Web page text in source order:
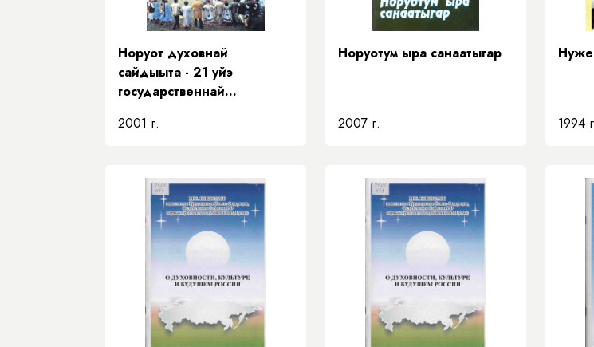
Норуот духовнай
сайдыыта - 21 уйэ
государственнай
2001 г.
Норуотум ыра санаатыгар
2007 г. 1994